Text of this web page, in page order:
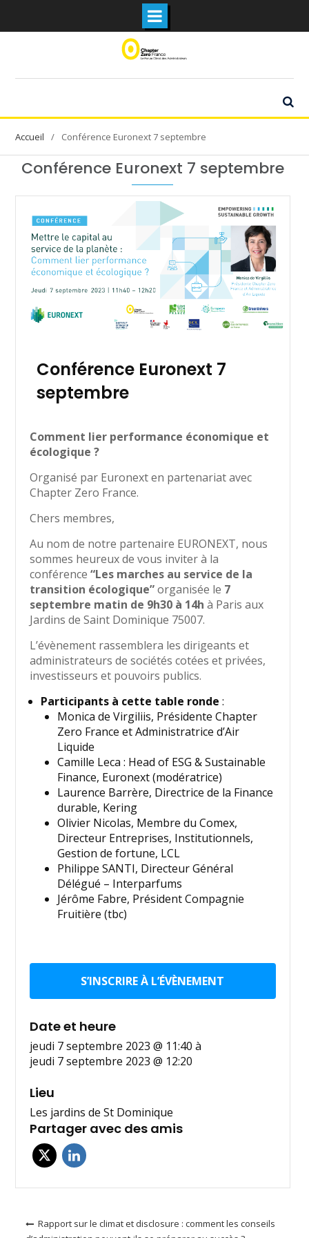
Conférence Euronext 7 septembre
Conférence Euronext 7 septembre
Conférence Euronext 7
septembre
Comment lier performance économique et
écologique ?
Organisé par Euronext en partenariat avec
Chapter Zero France.
Chers membres,
Au nom de notre partenaire EURONEXT, nous
sommes heureux de vous inviter à la
conférence “Les marches au service de la
transition écologique”organisée le 7
septembre matin de 9h30 à 14h à Paris aux
Jardins de Saint Dominique 75007.
L’évènement rassemblera les dirigeants et
administrateurs de sociétés cotées et privées,
investisseurs et pouvoirs publics.
Participants à cette table ronde :
Monica de Virgiliis, Présidente Chapter
Zero France et Administratrice d’Air
Liquide
Camille Leca : Head of ESG & Sustainable
Finance, Euronext (modératrice)
Laurence Barrère, Directrice de la Finance
durable, Kering
Olivier Nicolas, Membre du Comex,
Directeur Entreprises, Institutionnels,
Gestion de fortune, LCL
Philippe SANTI, Directeur Général
Délégué – Interparfums
Jérôme Fabre, Président Compagnie
Fruitière (tbc)
S’INSCRIRE À L’ÉVÈNEMENT
Date et heure
jeudi 7 septembre 2023 @ 11:40 à
jeudi 7 septembre 2023 @ 12:20
Lieu
Les jardins de St Dominique
Partager avec des amis
Navigation
Rapport sur le climat et disclosure : comment les conseils